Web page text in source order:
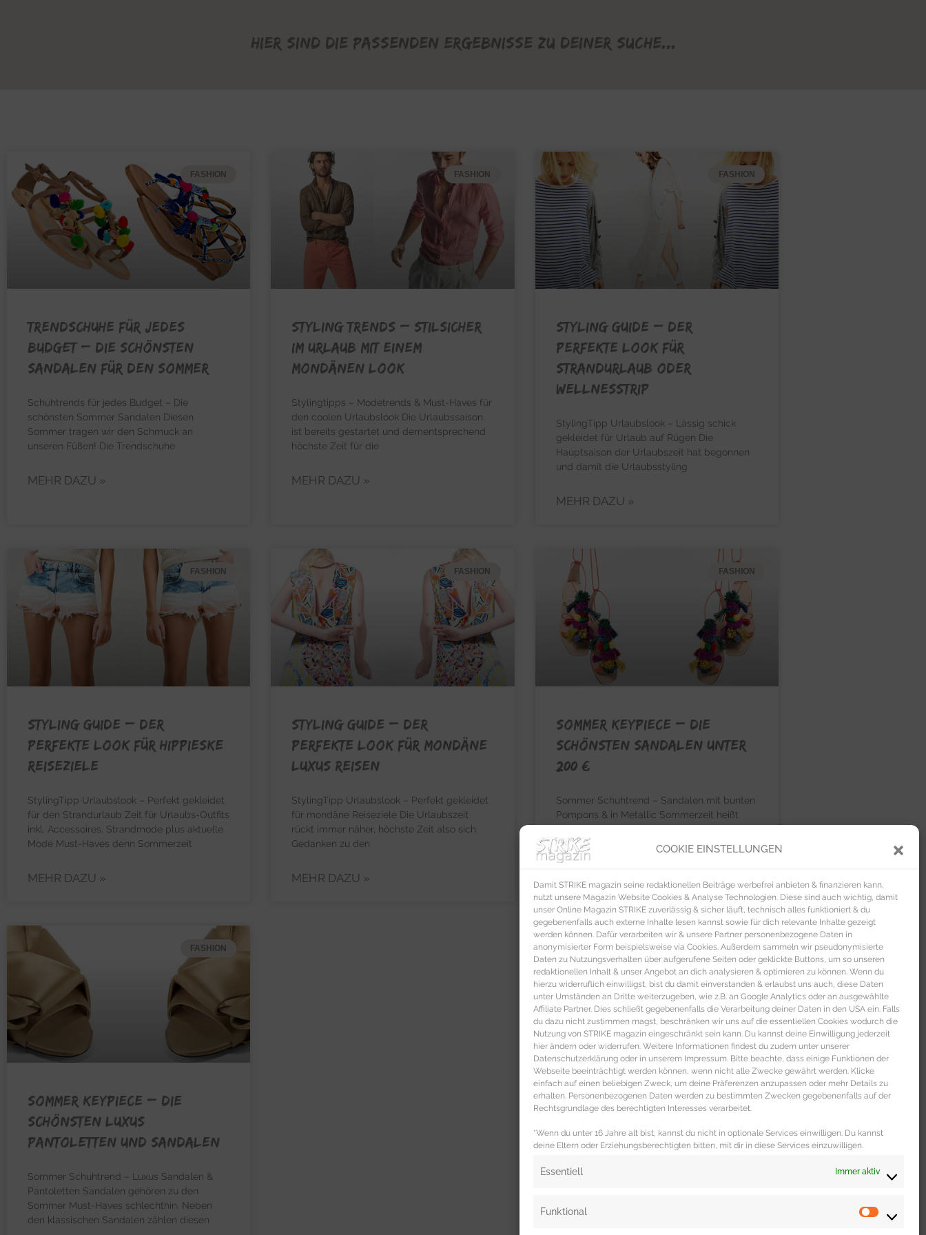
COOKIE EINSTELLUNGEN
Damit STRIKE magazin seine redaktionellen Beiträge werbefrei anbieten & finanzieren kann,
nutzt unsere Magazin Website Cookies & Analyse Technologien. Diese sind auch wichtig, damit
unser Online Magazin STRIKE zuverlässig & sicher läuft, technisch alles funktioniert & du
gegebenenfalls auch externe Inhalte lesen kannst sowie für dich relevante Inhalte gezeigt
werden können. Dafür verarbeiten wir & unsere Partner personenbezogene Daten in
anonymisierter Form beispielsweise via Cookies. Außerdem sammeln wir pseudonymisierte
Daten zu Nutzungsverhalten über aufgerufene Seiten oder geklickte Buttons, um so unseren
redaktionellen Inhalt & unser Angebot an dich analysieren & optimieren zu können. Wenn du
hierzu widerruflich einwilligst, bist du damit einverstanden & erlaubst uns auch, diese Daten
unter Umständen an Dritte weiterzugeben, wie z.B. an Google Analytics oder an ausgewählte
Affiliate Partner. Dies schließt gegebenenfalls die Verarbeitung deiner Daten in den USA ein. Falls
du dazu nicht zustimmen magst, beschränken wir uns auf die essentiellen Cookies wodurch die
Nutzung von STRIKE magazin eingeschränkt sein kann. Du kannst deine Einwilligung jederzeit
hier ändern oder widerrufen. Weitere Informationen findest du zudem unter unserer
Datenschutzerklärung oder in unserem Impressum. Bitte beachte, dass einige Funktionen der
Webseite beeinträchtigt werden können, wenn nicht alle Zwecke gewährt werden. Klicke
einfach auf einen beliebigen Zweck, um deine Präferenzen anzupassen oder mehr Details zu
erhalten. Personenbezogenen Daten werden zu bestimmten Zwecken gegebenenfalls auf der
Rechtsgrundlage des berechtigten Interesses verarbeitet.
*Wenn du unter 16 Jahre alt bist, kannst du nicht in optionale Services einwilligen. Du kannst
deine Eltern oder Erziehungsberechtigten bitten, mit dir in diese Services einzuwilligen.
Essentiell Immer aktiv
Funktional
Hier sind die passenden Ergebnisse zu deiner Suche...
FASHION
TRENDSCHUHE FÜR JEDES
BUDGET – Die schönsten
Sandalen für den Sommer
Schuhtrends für jedes Budget – Die
schönsten Sommer Sandalen Diesen
Sommer tragen wir den Schmuck an
unseren Füßen! Die Trendschuhe
MEHR DAZU »
FASHION
STYLING TRENDS – Stilsicher
im Urlaub mit einem
mondänen Look
Stylingtipps – Modetrends & Must-Haves für
den coolen Urlaubslook Die Urlaubssaison
ist bereits gestartet und dementsprechend
höchste Zeit für die
MEHR DAZU »
FASHION
STYLING GUIDE – Der
perfekte Look für
Strandurlaub oder
Wellnesstrip
StylingTipp Urlaubslook – Lässig schick
gekleidet für Urlaub auf Rügen Die
Hauptsaison der Urlaubszeit hat begonnen
und damit die Urlaubsstyling
MEHR DAZU »
FASHION
STYLING GUIDE – Der
perfekte Look für hippieske
Reiseziele
StylingTipp Urlaubslook – Perfekt gekleidet
für den Strandurlaub Zeit für Urlaubs-Outfits
inkl. Accessoires, Strandmode plus aktuelle
Mode Must-Haves denn Sommerzeit
MEHR DAZU »
FASHION
STYLING GUIDE – Der
perfekte Look für mondäne
Luxus Reisen
StylingTipp Urlaubslook – Perfekt gekleidet
für mondäne Reiseziele Die Urlaubszeit
rückt immer näher, höchste Zeit also sich
Gedanken zu den
MEHR DAZU »
FASHION
SOMMER KEYPIECE – Die
schönsten Sandalen unter
200 €
Sommer Schuhtrend – Sandalen mit bunten
Pompons & in Metallic Sommerzeit heißt
Sandalen Zeit, denn Sandalen gehören zu
den Must-Haves
FASHION
SOMMER KEYPIECE – Die
schönsten Luxus
Pantoletten und Sandalen
Sommer Schuhtrend – Luxus Sandalen &
Pantoletten Sandalen gehören zu den
Sommer Must-Haves schlechthin. Neben
den klassischen Sandalen zählen diesen